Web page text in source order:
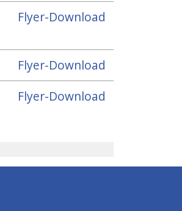
Flyer-Download
Flyer-Download
Flyer-Download